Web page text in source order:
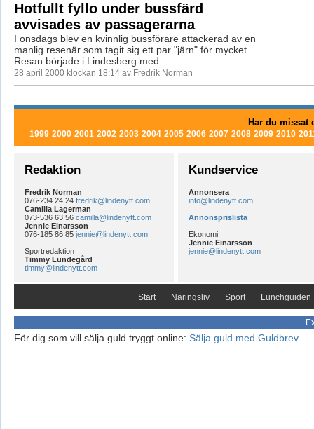
Hotfullt fyllo under bussfärd
avvisades av passagerarna
I onsdags blev en kvinnlig bussförare attackerad av en
manlig resenär som tagit sig ett par "järn" för mycket.
Resan började i Lindesberg med ...
28 april 2000 klockan 18:14 av Fredrik Norman
Har du missat
1999 2000 2001 2002 2003 2004 2005 2006 2007 2008 2009 2010
Redaktion
Fredrik Norman
076-234 24 24 fredrik@lindenytt.com
Camilla Lagerman
073-536 63 56 camilla@lindenytt.com
Jennie Einarsson
076-185 86 85 jennie@lindenytt.com
Sportredaktion
Timmy Lundegård
timmy@lindenytt.com
Kundservice
Annonsera
info@lindenytt.com
Annonsprislista
Ekonomi
Jennie Einarsson
jennie@lindenytt.com
Start Näringsliv Sport Lunchguiden
För dig som vill sälja guld tryggt online: Sälja guld med Guldbrev